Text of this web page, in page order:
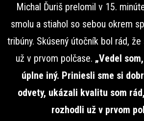
Michal Ďuriš prelomil v 15.
smolu a stiahol so sebou okrem
tribúny. Skúsený útočník bol rád,
už v prvom polčase. „Vedel
úplne iný. Priniesli sme si
odvety, ukázali kvalitu som
rozhodli už v prvom